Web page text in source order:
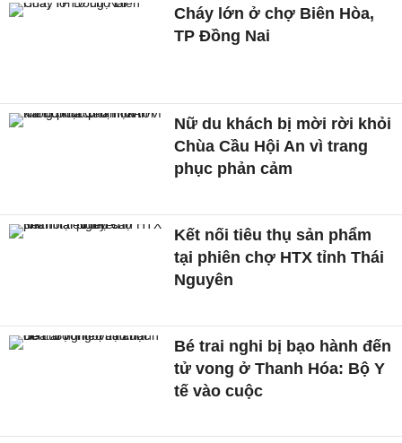
Cháy lớn ở chợ Biên Hòa,
TP Đồng Nai
Nữ du khách bị mời rời khỏi
Chùa Cầu Hội An vì trang
phục phản cảm
Kết nối tiêu thụ sản phẩm
tại phiên chợ HTX tỉnh Thái
Nguyên
Bé trai nghi bị bạo hành đến
tử vong ở Thanh Hóa: Bộ Y
tế vào cuộc